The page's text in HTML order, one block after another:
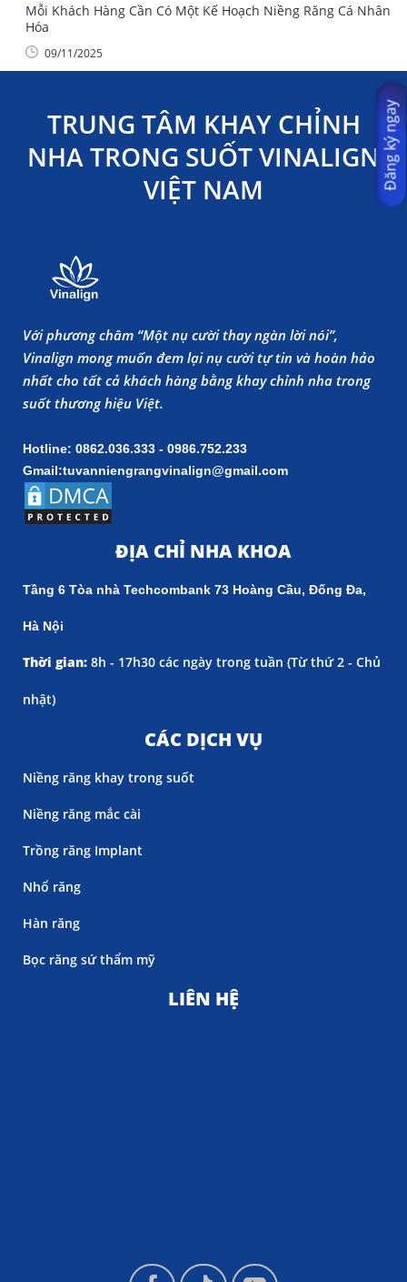
Mỗi Khách Hàng Cần Có Một Kế Hoạch Niềng Răng Cá Nhân
Hóa
09/11/2025
TRUNG TÂM KHAY CHỈNH
NHA TRONG SUỐT VINALIGN
VIỆT NAM
Với phương châm “Một nụ cười thay ngàn lời nói”,
Vinalign mong muốn đem lại nụ cười tự tin và hoàn hảo
nhất cho tất cả khách hàng bằng khay chỉnh nha trong
suốt thương hiệu Việt.
Hotline: 0862.036.333 - 0986.752.233
Gmail:tuvanniengrangvinalign@gmail.com
ĐỊA CHỈ NHA KHOA
Tầng 6 Tòa nhà Techcombank 73 Hoàng Cầu, Đống Đa,
Hà Nội
Thời gian: 8h - 17h30 các ngày trong tuần (Từ thứ 2 - Chủ
nhật)
CÁC DỊCH VỤ
Niềng răng khay trong suốt
Niềng răng mắc cài
Trồng răng Implant
Nhổ răng
Hàn răng
Bọc răng sứ thẩm mỹ
LIÊN HỆ
Đăng ký ngay